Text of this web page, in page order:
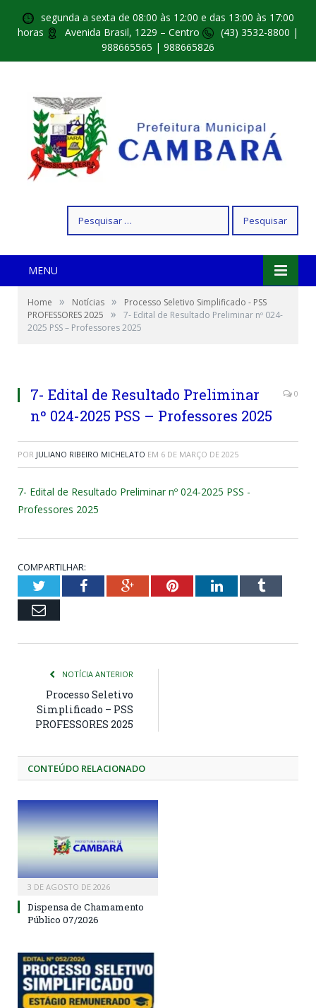
segunda a sexta de 08:00 às 12:00 e das 13:00 às 17:00
horas
Avenida Brasil, 1229 – Centro
(43) 3532-8800 |
988665565 | 988665826
por:
MENU
Home » Notícias »
Processo Seletivo Simplificado - PSS
PROFESSORES 2025
»
7- Edital de Resultado Preliminar nº 024-
2025 PSS – Professores 2025
7- Edital de Resultado Preliminar
nº 024-2025 PSS – Professores 2025
0
POR JULIANO RIBEIRO MICHELATO EM 6 DE MARÇO DE 2025
7- Edital de Resultado Preliminar nº 024-2025 PSS -
Professores 2025
COMPARTILHAR:
TwitterFacebookGoogle+PinterestLinkedInTumblr
Email
NOTÍCIA ANTERIOR
Processo Seletivo
Simplificado – PSS
PROFESSORES 2025
CONTEÚDO RELACIONADO
3 DE AGOSTO DE 2026
Dispensa de Chamamento
Público 07/2026